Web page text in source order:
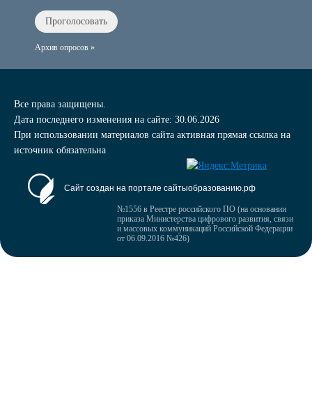
Архив опросов »
Все права защищены.
Дата последнего изменения на сайте: 30.06.2026
При использовании материалов сайта активная прямая ссылка на
источник обязательна
Сайт создан на портале сайтыобразованию.рф
№1556 в Реестре российского ПО (на основании
приказа Министерства цифрового развития, связи
и массовых коммуникаций Российской Федерации
от 06.09.2016 №426)